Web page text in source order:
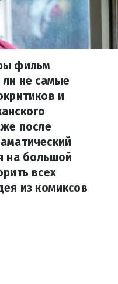
фильм
не самые
и
после
на большой
всех
из комиксов